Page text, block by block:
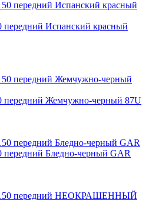
передний Испанский красный
передний Жемчужно-черный 87U
передний Бледно-черный GAR